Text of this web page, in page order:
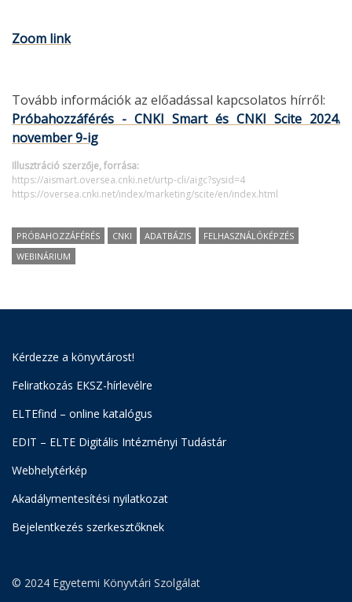
Zoom link
Tovább információk az előadással kapcsolatos hírről:
Próbahozzáférés - CNKI Smart és CNKI Scite 2024.
november 9-ig
Illusztráció szerzője, forrása:
https://aismart.oversea.cnki.net/urtp-cli/aigc?sysid=4
https://oversea.cnki.net/index/marketing/scite/en/index.html
PRÓBAHOZZÁFÉRÉS CNKI ADATBÁZIS
FELHASZNÁLÓKÉPZÉS
WEBINÁRIUM
Kérdezze a könyvtárost!
Feliratkozás EKSZ-hírlevélre
ELTEfind – online katalógus
EDIT – ELTE Digitális Intézményi Tudástár
Webhelytérkép
Akadálymentesítési nyilatkozat
Bejelentkezés szerkesztőknek
© 2024 Egyetemi Könyvtári Szolgálat